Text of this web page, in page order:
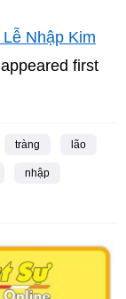
Nhập Kim
appeared first
tràng lão
nhập